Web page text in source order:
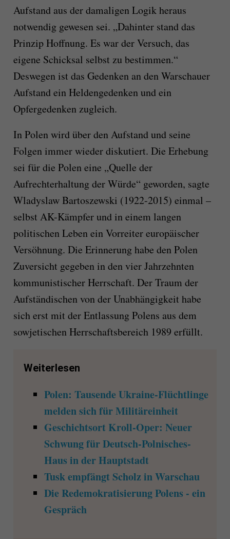
Aufstand aus der damaligen Logik heraus
notwendig gewesen sei. „Dahinter stand das
Prinzip Hoffnung. Es war der Versuch, das
eigene Schicksal selbst zu bestimmen.“
Deswegen ist das Gedenken an den Warschauer
Aufstand ein Heldengedenken und ein
Opfergedenken zugleich.
In Polen wird über den Aufstand und seine
Folgen immer wieder diskutiert. Die Erhebung
sei für die Polen eine „Quelle der
Aufrechterhaltung der Würde“ geworden, sagte
Wladyslaw Bartoszewski (1922-2015) einmal –
selbst AK-Kämpfer und in einem langen
politischen Leben ein Vorreiter europäischer
Versöhnung. Die Erinnerung habe den Polen
Zuversicht gegeben in den vier Jahrzehnten
kommunistischer Herrschaft. Der Traum der
Aufständischen von der Unabhängigkeit habe
sich erst mit der Entlassung Polens aus dem
sowjetischen Herrschaftsbereich 1989 erfüllt.
Weiterlesen
Polen: Tausende Ukraine-Flüchtlinge
melden sich für Militäreinheit
Geschichtsort Kroll-Oper: Neuer
Schwung für Deutsch-Polnisches-
Haus in der Hauptstadt
Tusk empfängt Scholz in Warschau
Die Redemokratisierung Polens - ein
Gespräch